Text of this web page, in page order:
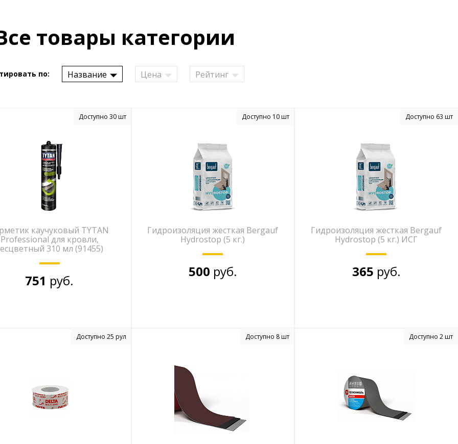
товары категории
по: Название Цена Рейтинг
Доступно 30 шт
каучуковый TYTAN
Professional для кровли,
310 мл (91455)
751 руб.
Доступно 10 шт
Гидроизоляция жесткая Bergauf
Hydrostop (5 кг.)
500 руб.
Доступно 63 шт
Гидроизоляция жесткая Bergauf
Hydrostop (5 кг.) ИСГ
365 руб.
Доступно 25 рул Доступно 8 шт Доступно 2 шт